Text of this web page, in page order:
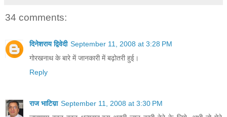
34 comments:
दिनेशराय द्विवेदी September 11, 2008 at 3:28 PM
गोरखनाथ के बारे में जानकारी में बढ़ोतरी हुई।
Reply
राज भाटिय़ा September 11, 2008 at 3:30 PM